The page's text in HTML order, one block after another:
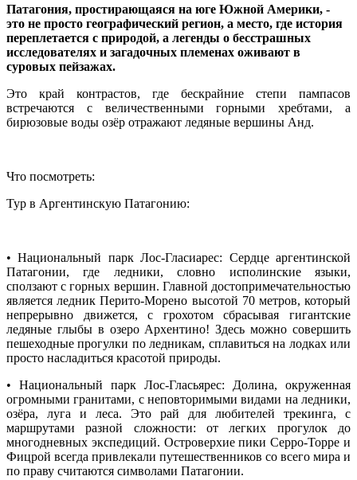
Патагония, простирающаяся на юге Южной Америки, -
это не просто географический регион, а место, где история
переплетается с природой, а легенды о бесстрашных
исследователях и загадочных племенах оживают в
суровых пейзажах.
Это край контрастов, где бескрайние степи пампасов
встречаются с величественными горными хребтами, а
бирюзовые воды озёр отражают ледяные вершины Анд.
Что посмотреть:
Тур в Аргентинскую Патагонию:
• Национальный парк Лос-Гласиарес: Сердце аргентинской
Патагонии, где ледники, словно исполинские языки,
сползают с горных вершин. Главной достопримечательностью
является ледник Перито-Морено высотой 70 метров, который
непрерывно движется, с грохотом сбрасывая гигантские
ледяные глыбы в озеро Архентино! Здесь можно совершить
пешеходные прогулки по ледникам, сплавиться на лодках или
просто насладиться красотой природы.
• Национальный парк Лос-Гласьярес: Долина, окруженная
огромными гранитами, с неповторимыми видами на ледники,
озёра, луга и леса. Это рай для любителей трекинга, с
маршрутами разной сложности: от легких прогулок до
многодневных экспедиций. Островерхие пики Серро-Торре и
Фицрой всегда привлекали путешественников со всего мира и
по праву считаются символами Патагонии.